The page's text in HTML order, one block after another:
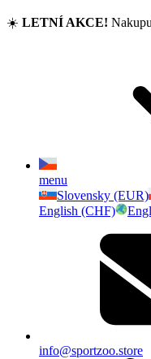
☀️ LETNÍ AKCE!
menu
Slovensky (EUR)
English (CHF)
info@sportzoo.store